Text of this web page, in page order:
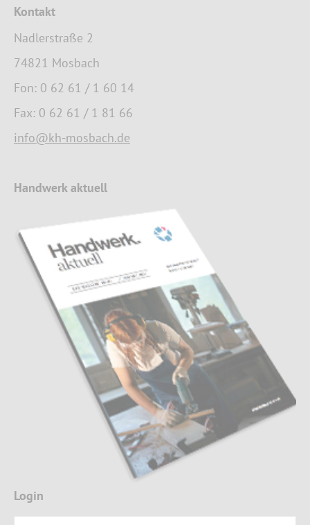
Kontakt
Nadlerstraße 2
74821 Mosbach
Fon: 0 62 61 / 1 60 14
Fax: 0 62 61 / 1 81 66
info@kh-mosbach.de
Handwerk aktuell
Login